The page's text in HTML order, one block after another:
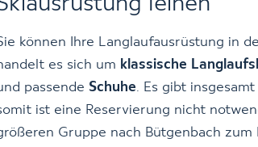
können Ihre Langlaufausrüstung in
es sich um klassische
passende Schuhe. Es gibt
ist eine Reservierung nicht
Gruppe nach Bütgenbach zum